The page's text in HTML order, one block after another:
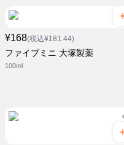
¥168(税込¥181.44)
ファイブミニ 大塚製薬
100ml